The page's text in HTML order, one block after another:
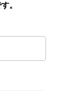
。